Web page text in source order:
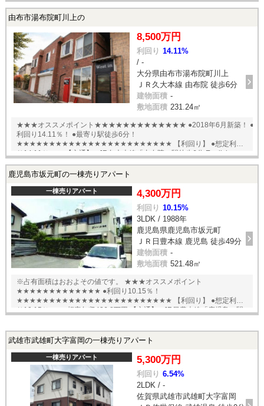
由布市湯布院町川上の
8,500万円
利回り 14.11%
/ -
大分県由布市湯布院町川上
ＪＲ久大本線 由布院 徒歩6分
建物面積 -
敷地面積 231.24㎡
★★★オススメポイント★★★★★★★★★★★★★ ●2018年6月新築！ ●
利回り14.11％！ ●最寄り駅徒歩6分！
★★★★★★★★★★★★★★★★★★★★★★★★ 【利回り】 ●想定利回
り14.11％ 【交通】 ●JR久大本線「由布院」駅徒歩6分 English
鹿児島市坂元町の一棟売りアパート
一棟売りアパート 4,300万円
利回り 10.15%
3LDK / 1988年
鹿児島県鹿児島市坂元町
ＪＲ日豊本線 鹿児島 徒歩49分
建物面積 -
敷地面積 521.48㎡
※占有面積はおおよその値です。 ★★★オススメポイント
★★★★★★★★★★★★★ ●利回り10.15％！
★★★★★★★★★★★★★★★★★★★★★★★★ 【利回り】 ●想定利回
り10.15％ ●想定年収436.8万円 【交通】 ●JR日豊本線「鹿児島」駅
武雄市武雄町大字富岡の一棟売りアパート
一棟売りアパート 5,300万円
利回り 6.54%
2LDK / -
佐賀県武雄市武雄町大字富岡